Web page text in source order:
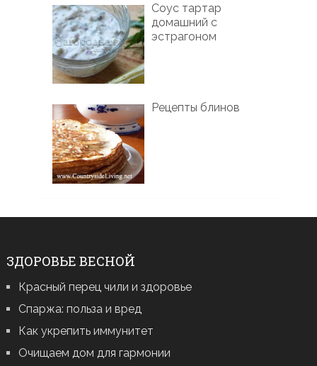
Соус тартар
домашний с
эстрагоном
Рецепты блинов
ЗДОРОВЬЕ ВЕСНОЙ
Красный перец чили и здоровье
Спаржа: польза и вред
Как укрепить иммунитет
Очищаем дом для гармонии